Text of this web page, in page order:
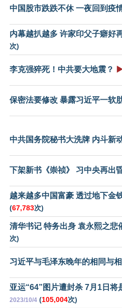
中国股市跌跌不休 一夜回到疫
内幕越扒越多 许家印父子癖好
次)
李克强猝死！中共要大地震？
保密法要修改 暴露习近平一软
中共国务院秘书大洗牌 内斗新
下架新书《崇祯》 习中央再出
越来越多中国富豪 透过地下金
(67,783次)
清华书记 特务出身 袁永熙之悲
次)
习近平与毛泽东晚年的相同与
亚运“64”图片遭封杀 7月1日将
2023/10/4 (105,004次)